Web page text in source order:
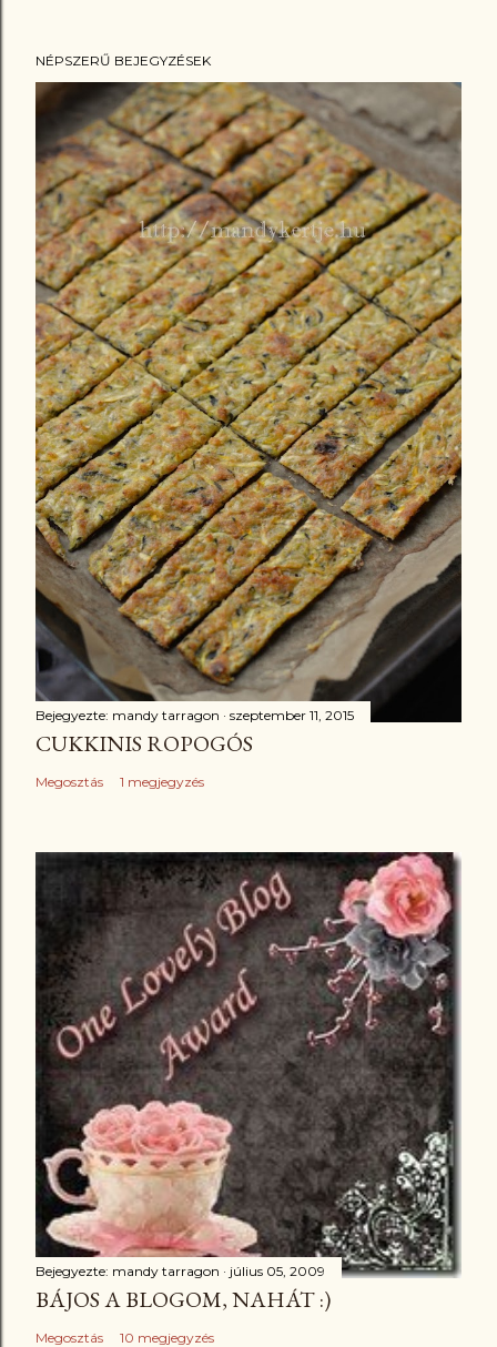
NÉPSZERŰ BEJEGYZÉSEK
Bejegyezte: mandy tarragon szeptember 11, 2015
CUKKINIS ROPOGÓS
Megosztás 1 megjegyzés
Bejegyezte: mandy tarragon július 05, 2009
BÁJOS A BLOGOM, NAHÁT :)
Megosztás 10 megjegyzés